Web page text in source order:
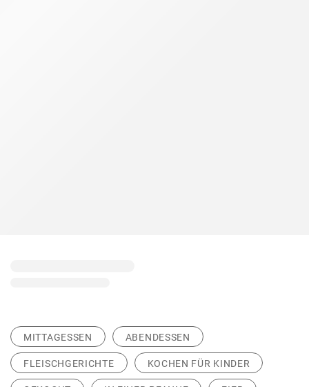
MITTAGESSEN ABENDESSEN
FLEISCHGERICHTE KOCHEN FÜR KINDER